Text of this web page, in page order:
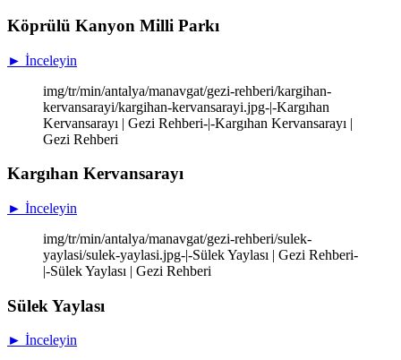
Köprülü Kanyon Milli Parkı
► İnceleyin
img/tr/min/antalya/manavgat/gezi-rehberi/kargihan-
kervansarayi/kargihan-kervansarayi.jpg-|-Kargıhan
Kervansarayı | Gezi Rehberi-|-Kargıhan Kervansarayı |
Gezi Rehberi
Kargıhan Kervansarayı
► İnceleyin
img/tr/min/antalya/manavgat/gezi-rehberi/sulek-
yaylasi/sulek-yaylasi.jpg-|-Sülek Yaylası | Gezi Rehberi-
|-Sülek Yaylası | Gezi Rehberi
Sülek Yaylası
► İnceleyin